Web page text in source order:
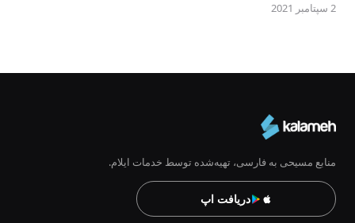
2 سپتامبر 2021
منابع مسیحی به فارسی، تهیه‌شده توسط خدمات ایلام.
دریافت اپ